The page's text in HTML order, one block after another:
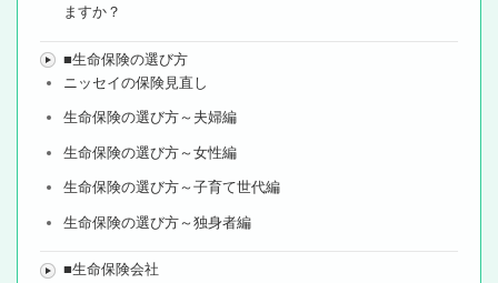
ますか？
■生命保険の選び方
ニッセイの保険見直し
生命保険の選び方～夫婦編
生命保険の選び方～女性編
生命保険の選び方～子育て世代編
生命保険の選び方～独身者編
■生命保険会社